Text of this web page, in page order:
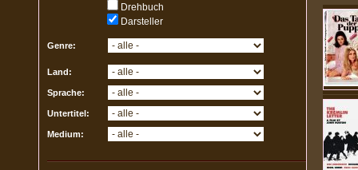
Drehbuch
Darsteller
Genre:
Land:
Sprache:
Untertitel:
Medium: